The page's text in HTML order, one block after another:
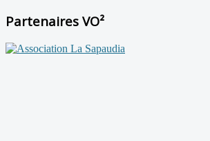
Partenaires VO²